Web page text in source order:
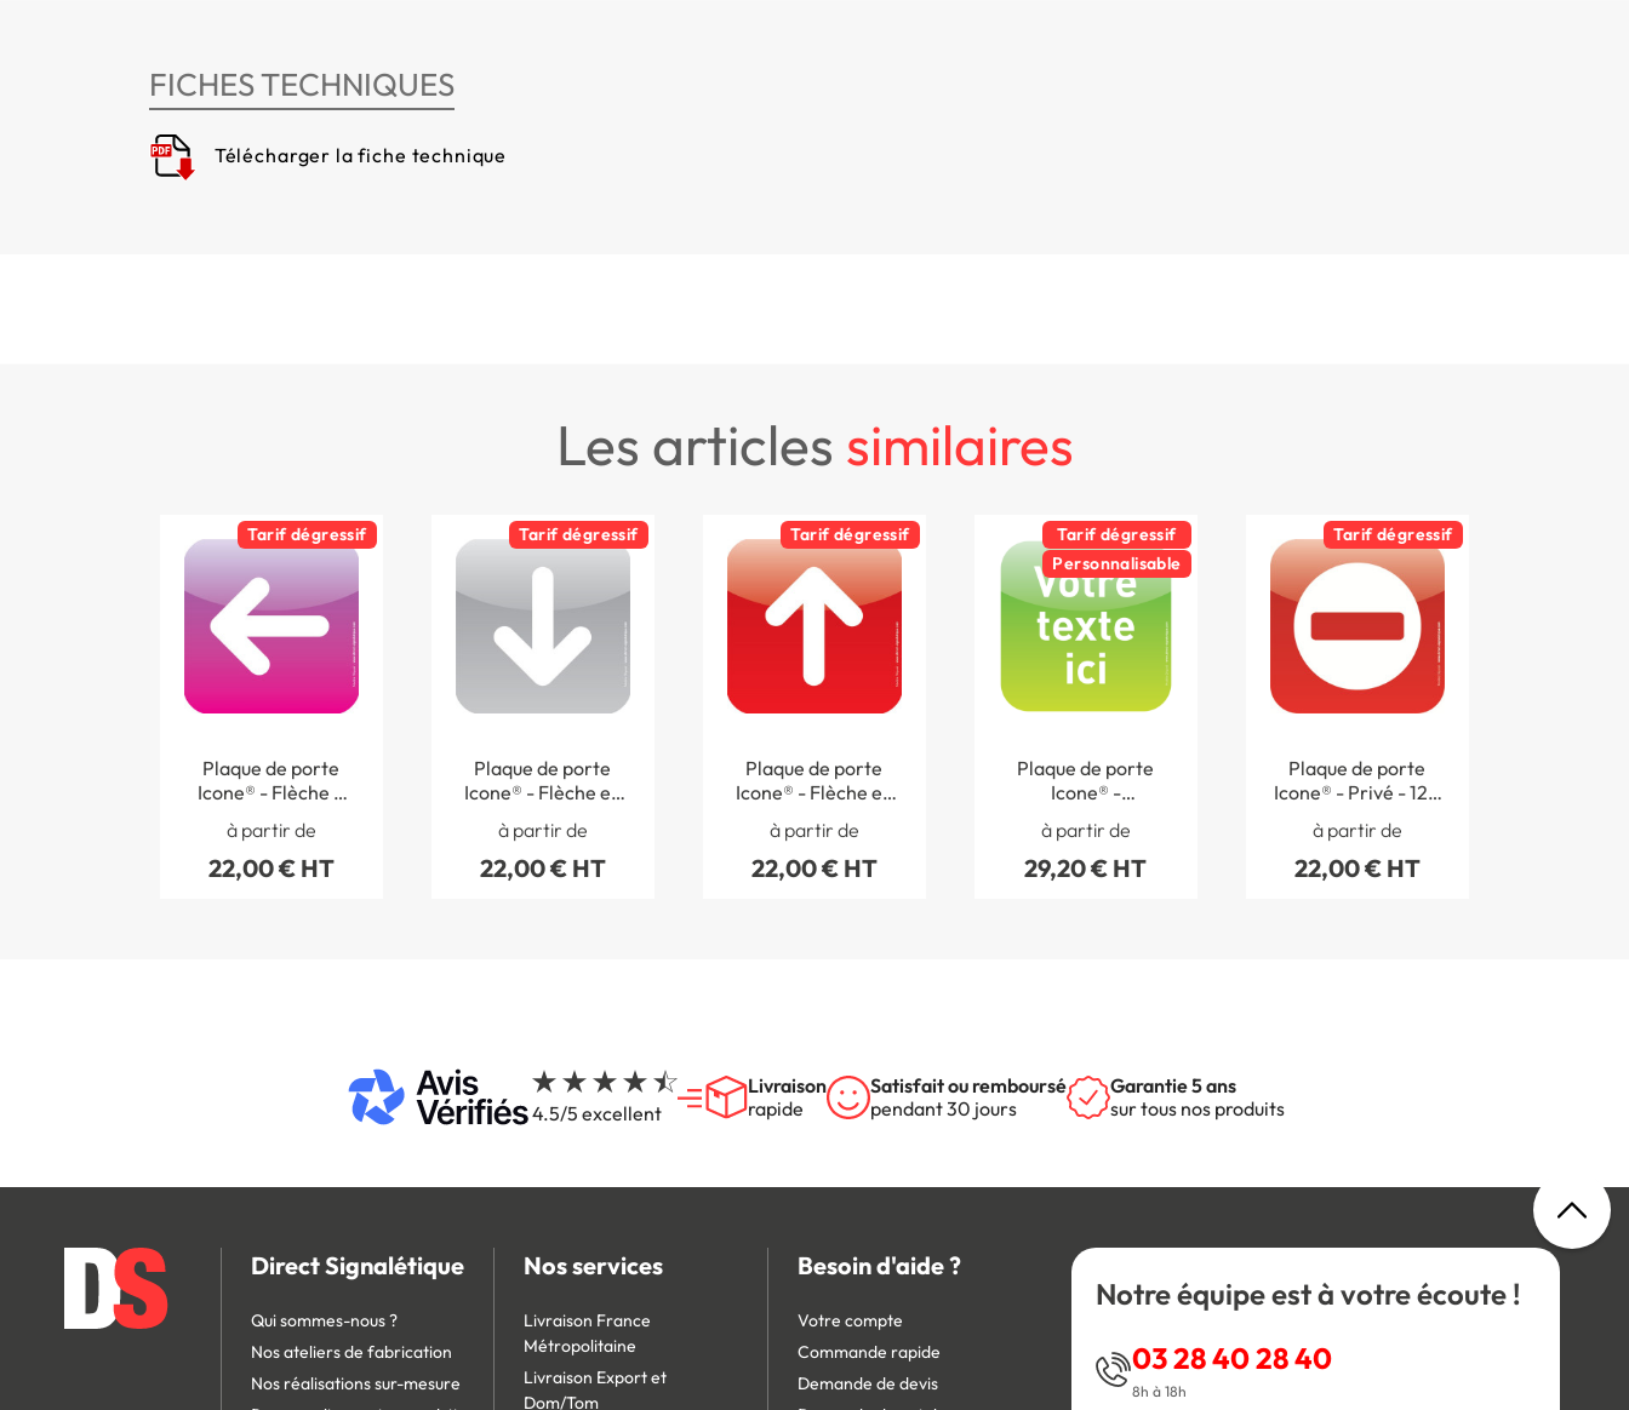
FICHES TECHNIQUES
Télécharger la fiche technique
les articles similaires
Tarif dégressif
Plaque de porte
Icone® - Flèche à
gauche - 120 x 120
mm
à partir de
22,00 € HT
Tarif dégressif
Plaque de porte
Icone® - Flèche en
bas - 120 x 120 mm
à partir de
22,00 € HT
Tarif dégressif
Plaque de porte
Icone® - Flèche en
haut - 120 x 120 mm
à partir de
22,00 € HT
Tarif dégressif
Personnalisable
Plaque de porte
Icone® -
Personnalisée - 120
x 120 mm
à partir de
29,20 € HT
Tarif dégressif
Plaque de porte
Icone® - Privé - 120
x 120 mm
à partir de
22,00 € HT
4.5/5 excellent
Livraison
rapide
Satisfait ou remboursé
pendant 30 jours
Garantie 5 ans
sur tous nos produits
Direct Signalétique
Qui sommes-nous ?
Nos ateliers de fabrication
Nos réalisations sur-mesure
Nos services
Livraison France
Métropolitaine
Livraison Export et
Dom/Tom
Besoin d'aide ?
Votre compte
Commande rapide
Demande de devis
Notre équipe est à votre écoute !
03 28 40 28 40
8h à 18h